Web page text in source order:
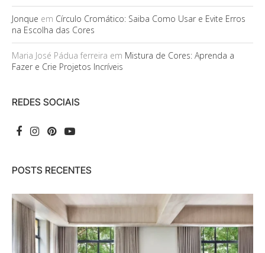
Jonque em Círculo Cromático: Saiba Como Usar e Evite Erros
na Escolha das Cores
Maria José Pádua ferreira em Mistura de Cores: Aprenda a
Fazer e Crie Projetos Incríveis
REDES SOCIAIS
POSTS RECENTES